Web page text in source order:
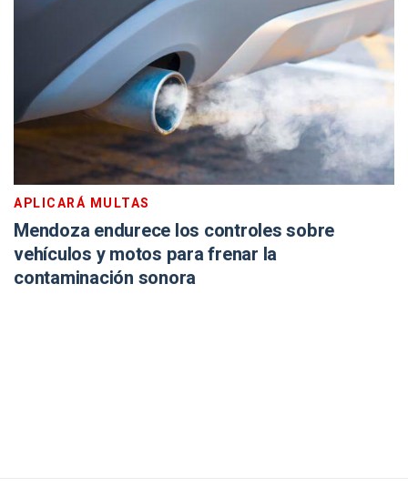
APLICARÁ MULTAS
Mendoza endurece los controles sobre
vehículos y motos para frenar la
contaminación sonora